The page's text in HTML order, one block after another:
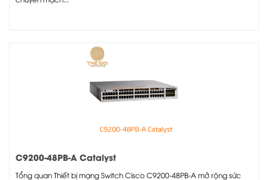
C9200-48PB-A Catalyst
Tổng quan Thiết bị mạng Switch Cisco C9200-48PB-A mở rộng sức